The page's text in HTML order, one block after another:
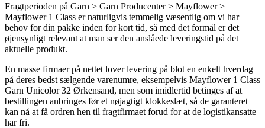
Fragtperioden på Garn > Garn Producenter > Mayflower >
Mayflower 1 Class er naturligvis temmelig væsentlig om vi har
behov for din pakke inden for kort tid, så med det formål er det
øjensynligt relevant at man ser den anslåede leveringstid på det
aktuelle produkt.
En masse firmaer på nettet lover levering på blot en enkelt hverdag
på deres bedst sælgende varenumre, eksempelvis Mayflower 1 Class
Garn Unicolor 32 Ørkensand, men som imidlertid betinges af at
bestillingen anbringes før et nøjagtigt klokkeslæt, så de garanteret
kan nå at få ordren hen til fragtfirmaet forud for at de logistikansatte
har fri.